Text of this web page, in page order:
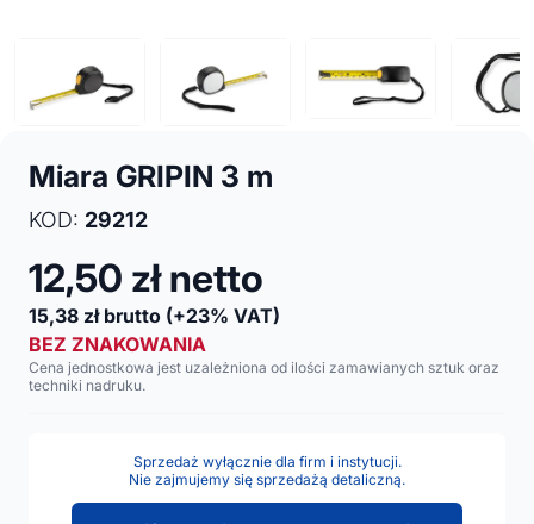
Miara GRIPIN 3 m
KOD: 29212
12,50 zł netto
15,38 zł brutto (+23% VAT)
BEZ ZNAKOWANIA
Cena jednostkowa jest uzależniona od ilości zamawianych sztuk oraz
techniki nadruku.
Sprzedaż wyłącznie dla firm i instytucji.
Nie zajmujemy się sprzedażą detaliczną.